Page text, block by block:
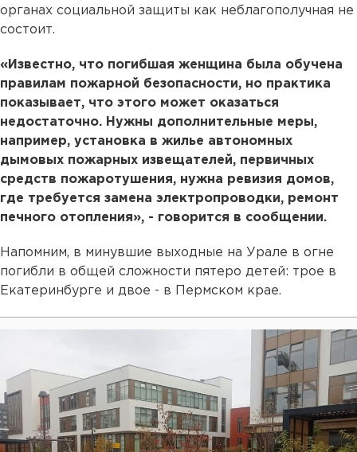
органах социальной защиты как неблагополучная не
состоит.
«Известно, что погибшая женщина была обучена
правилам пожарной безопасности, но практика
показывает, что этого может оказаться
недостаточно. Нужны дополнительные меры,
например, установка в жилье автономных
дымовых пожарных извещателей, первичных
средств пожаротушения, нужна ревизия домов,
где требуется замена электропроводки, ремонт
печного отопления», - говорится в сообщении.
Напомним, в минувшие выходные на Урале в огне
погибли в общей сложности пятеро детей: трое в
Екатеринбурге и двое - в Пермском крае.